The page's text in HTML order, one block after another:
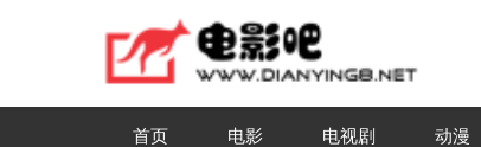
首页 电影 电视剧 动漫